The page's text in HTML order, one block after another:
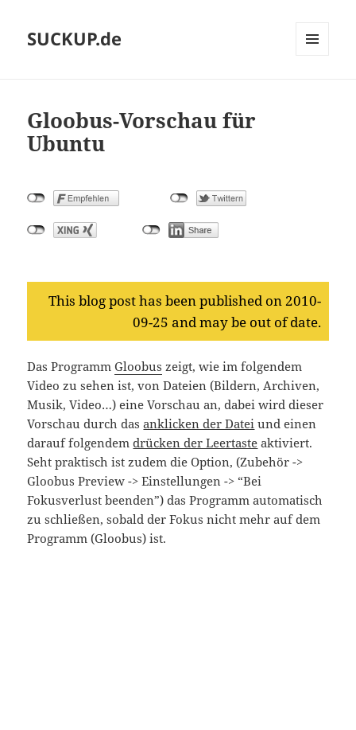
SUCKUP.de
Gloobus-Vorschau für
Ubuntu
This blog post has been published on 2010-
09-25 and may be out of date.
Das ProgrammGloobus zeigt, wie im folgendem
Video zu sehen ist, von Dateien (Bildern, Archiven,
Musik, Video…) eine Vorschau an, dabei wird dieser
Vorschau durch dasanklicken der Datei und einen
darauf folgendemdrücken der Leertaste aktiviert.
Seht praktisch ist zudem die Option, (Zubehör ->
Gloobus Preview -> Einstellungen -> “Bei
Fokusverlust beenden”) das Programm automatisch
zu schließen, sobald der Fokus nicht mehr auf dem
Programm (Gloobus) ist.